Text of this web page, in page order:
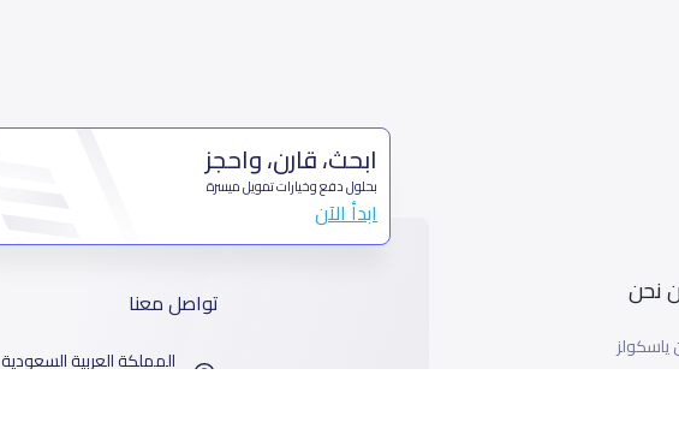
نحن
ابحث، قارن، واحجز
بحلول دفع وخيارات تمويل ميسرة
ابدأ الآن
تواصل معنا
المملكة العربية السعودية